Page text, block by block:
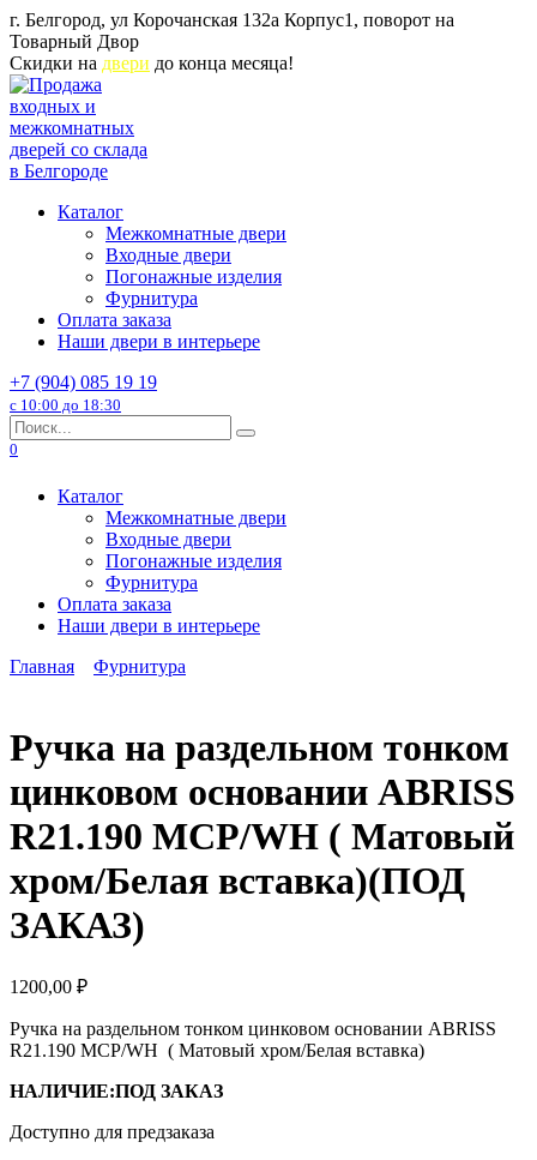
Перейти
к
содержанию
г. Белгород, ул Корочанская 132а Корпус1, поворот на
Товарный Двор
Скидки на двери до конца месяца!
Каталог
Межкомнатные двери
Входные двери
Погонажные изделия
Фурнитура
Оплата заказа
Наши двери в интерьере
+7 (904) 085 19 19
с 10:00 до 18:30
Search
for:
0
Каталог
Межкомнатные двери
Входные двери
Погонажные изделия
Фурнитура
Оплата заказа
Наши двери в интерьере
Главная
Фурнитура
Ручка на раздельном тонком
цинковом основании ABRISS
R21.190 MCP/WH ( Матовый
хром/Белая вставка)(ПОД
ЗАКАЗ)
1200,00 ₽
Ручка на раздельном тонком цинковом основании ABRISS
R21.190 MCP/WH ( Матовый хром/Белая вставка)
НАЛИЧИЕ:ПОД ЗАКАЗ
Доступно для предзаказа